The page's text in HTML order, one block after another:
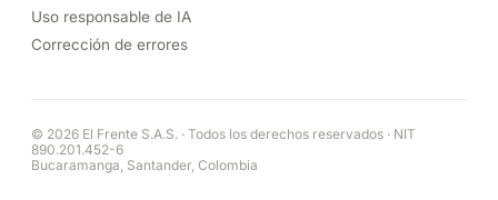
Uso responsable de IA
Corrección de errores
© 2026 El Frente S.A.S. · Todos los derechos reservados · NIT
890.201.452-6
Bucaramanga, Santander, Colombia